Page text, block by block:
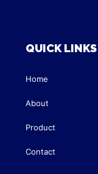
QUICK LINKS
Home
About
Product
Contact